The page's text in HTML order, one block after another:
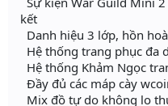
kết
Danh hiệu 3 lớp, hồn
Hệ thống trang phục đa
Hệ thống Khảm Ngọc
Đầy đủ các máp cày
Mix đồ tự do không lo